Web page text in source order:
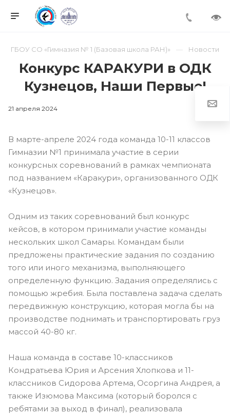
ГБОУ СО «Гимназия № 1 (Базовая школа РАН)» Новости
Конкурс КАРАКУРИ в ОДК
Кузнецов, Наши Первые!
21 апреля 2024
В марте-апреле 2024 года команда 10-11 классов
Гимназии №1 принимала участие в серии
конкурсных соревнований в рамках чемпионата
под названием «Каракури», организованного ОДК
«Кузнецов».
Одним из таких соревнований был конкурс
кейсов, в котором принимали участие команды
нескольких школ Самары. Командам были
предложены практические задания по созданию
того или иного механизма, выполняющего
определенную функцию. Задания определялись с
помощью жребия. Была поставлена задача сделать
передвижную конструкцию, которая могла бы на
производстве поднимать и транспортировать груз
массой 40-80 кг.
Наша команда в составе 10-классников
Кондратьева Юрия и Арсения Хлопкова и 11-
классников Сидорова Артема, Осоргина Андрея, а
также Изюмова Максима (который боролся с
ребятами за выход в финал), реализовала